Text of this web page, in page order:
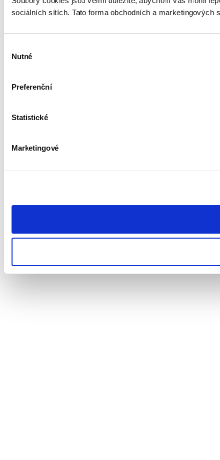
sociálních sítích. Tato forma obchodních a marketingových
souhlasu
Nutné
Preferenční
Statistické
Marketingové